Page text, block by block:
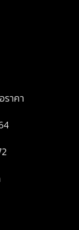
าคา